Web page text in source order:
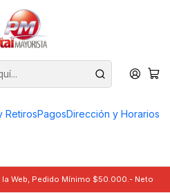
RetirosPagosDirección y Horarios
Web, Pedido Mínimo $50.000.- Neto